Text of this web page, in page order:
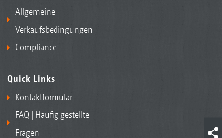
Allgemeine
Verkaufsbedingungen
Compliance
Quick Links
Kontaktformular
FAQ | Häufig gestellte
Fragen